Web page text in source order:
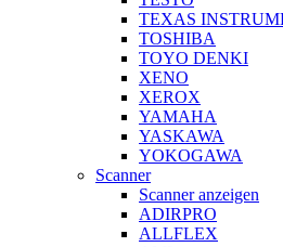
TEXAS
TOSHIBA
TOYO DENKI
XENO
XEROX
YAMAHA
YASKAWA
YOKOGAWA
Scanner
Scanner anzeigen
ADIRPRO
ALLFLEX